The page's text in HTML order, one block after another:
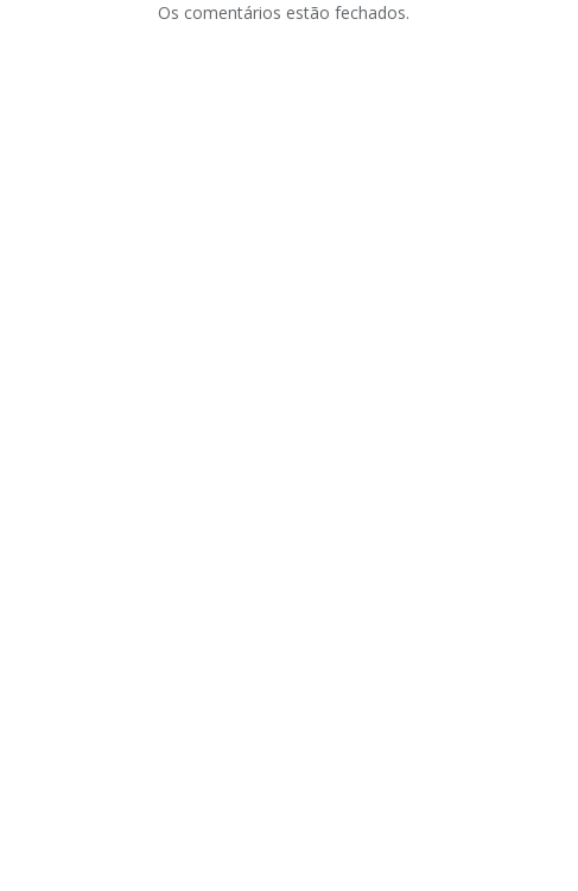
Os comentários estão fechados.